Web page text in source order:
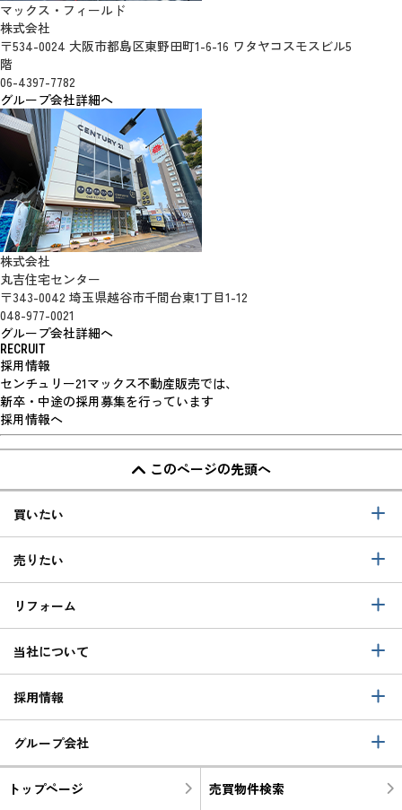
マックス・フィールド
株式会社
〒534-0024 大阪市都島区東野田町1-6-16 ワタヤコスモスビル5
階
06-4397-7782
グループ会社詳細へ
株式会社
丸吉住宅センター
〒343-0042 埼玉県越谷市千間台東1丁目1-12
048-977-0021
グループ会社詳細へ
RECRUIT
採用情報
センチュリー21マックス不動産販売では、
新卒・中途の採用募集を行っています
採用情報へ
このページの先頭へ
買いたい
売りたい
リフォーム
当社について
採用情報
グループ会社
トップページ 売買物件検索